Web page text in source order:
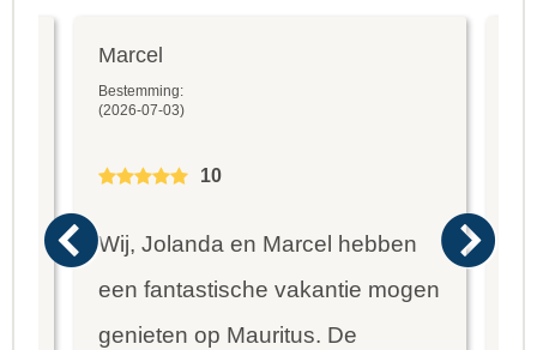
Marcel
Bestemming:
(2026-07-03)
10
Wij, Jolanda en Marcel hebben
een fantastische vakantie mogen
genieten op Mauritus. De